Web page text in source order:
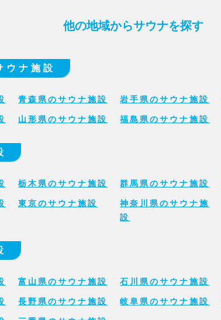
他の地域からサウナを探す
ウナ施設
青森県のサウナ施設 岩手県のサウナ施設
山形県のサウナ施設 福島県のサウナ施設
栃木県のサウナ施設 群馬県のサウナ施設
東京のサウナ施設
神奈川県のサウナ施
設
富山県のサウナ施設 石川県のサウナ施設
長野県のサウナ施設 岐阜県のサウナ施設